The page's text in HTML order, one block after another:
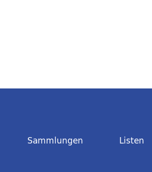
Sammlungen Listen